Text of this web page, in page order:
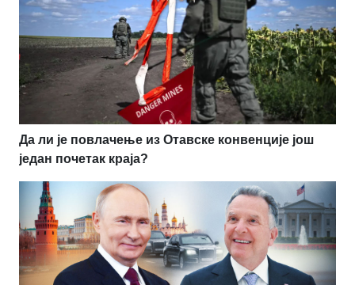
Да ли је повлачење из Отавске конвенције још
један почетак краја?